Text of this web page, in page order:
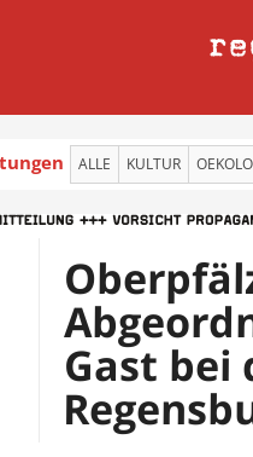
ALLE KULTUR
Gast bei